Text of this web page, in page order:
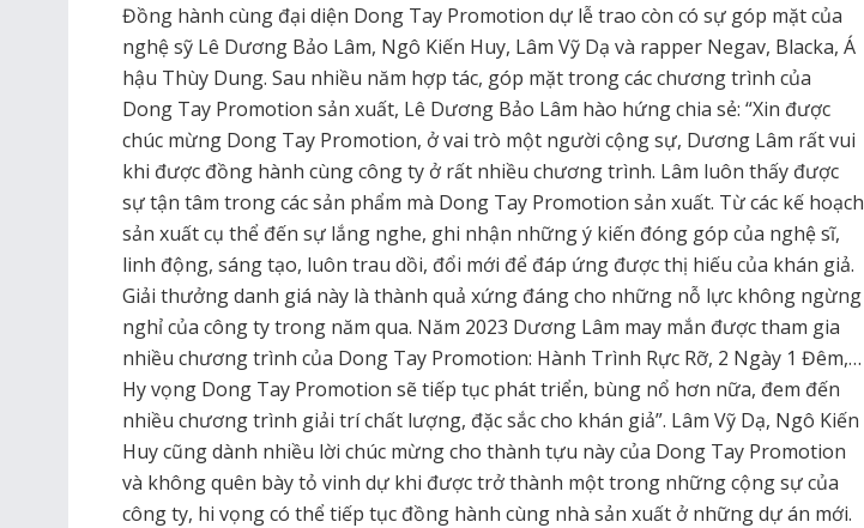
Đồng hành cùng đại diện Dong Tay Promotion dự lễ trao còn có sự góp mặt của
nghệ sỹ Lê Dương Bảo Lâm, Ngô Kiến Huy, Lâm Vỹ Dạ và rapper Negav, Blacka, Á
hậu Thùy Dung. Sau nhiều năm hợp tác, góp mặt trong các chương trình của
Dong Tay Promotion sản xuất, Lê Dương Bảo Lâm hào hứng chia sẻ: “Xin được
chúc mừng Dong Tay Promotion, ở vai trò một người cộng sự, Dương Lâm rất vui
khi được đồng hành cùng công ty ở rất nhiều chương trình. Lâm luôn thấy được
sự tận tâm trong các sản phẩm mà Dong Tay Promotion sản xuất. Từ các kế hoạch
sản xuất cụ thể đến sự lắng nghe, ghi nhận những ý kiến đóng góp của nghệ sĩ,
linh động, sáng tạo, luôn trau dồi, đổi mới để đáp ứng được thị hiếu của khán giả.
Giải thưởng danh giá này là thành quả xứng đáng cho những nỗ lực không ngừng
nghỉ của công ty trong năm qua. Năm 2023 Dương Lâm may mắn được tham gia
nhiều chương trình của Dong Tay Promotion: Hành Trình Rực Rỡ, 2 Ngày 1 Đêm,…
Hy vọng Dong Tay Promotion sẽ tiếp tục phát triển, bùng nổ hơn nữa, đem đến
nhiều chương trình giải trí chất lượng, đặc sắc cho khán giả”. Lâm Vỹ Dạ, Ngô Kiến
Huy cũng dành nhiều lời chúc mừng cho thành tựu này của Dong Tay Promotion
và không quên bày tỏ vinh dự khi được trở thành một trong những cộng sự của
công ty, hi vọng có thể tiếp tục đồng hành cùng nhà sản xuất ở những dự án mới.